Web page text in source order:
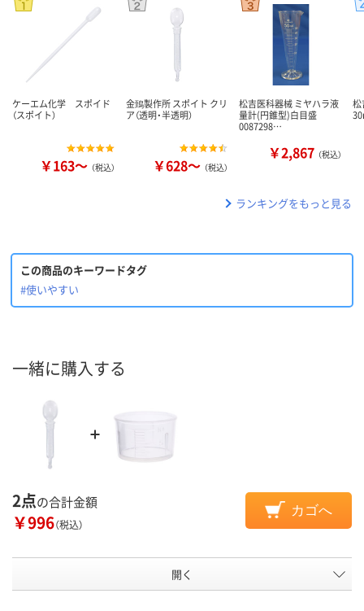
ケーエム化学 スポイド
（スポイト）
￥163～ （税込）
金鵄製作所 スポイト クリ
ア（透明・半透明）
￥628～ （税込）
松吉医科器械 ミヤハラ液
量計(円錐型)白目盛
0087298…
￥2,867 （税込）
松
ランキングをもっと見る
この商品のキーワードタグ
#使いやすい
一緒に購入する
2点の合計金額
￥996（税込）
カゴへ
開く